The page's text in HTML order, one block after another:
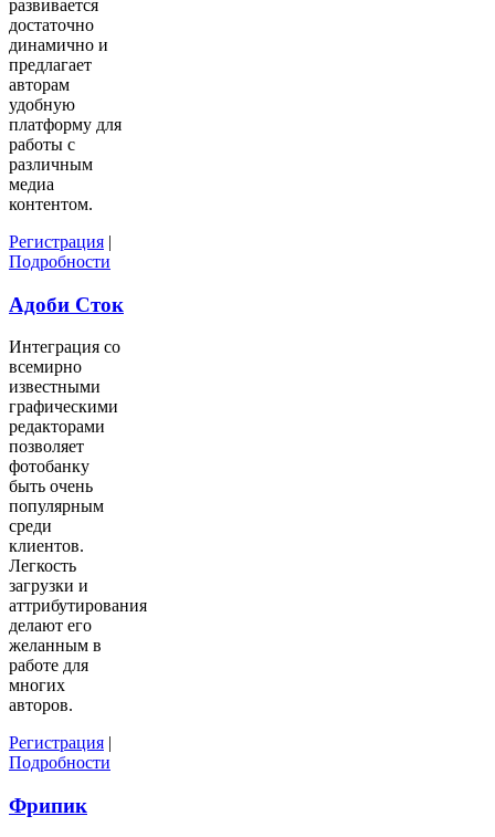
развивается
достаточно
динамично и
предлагает
авторам
удобную
платформу для
работы с
различным
медиа
контентом.
Регистрация |
Подробности
Адоби Сток
Интеграция со
всемирно
известными
графическими
редакторами
позволяет
фотобанку
быть очень
популярным
среди
клиентов.
Легкость
загрузки и
аттрибутирования
делают его
желанным в
работе для
многих
авторов.
Регистрация |
Подробности
Фрипик